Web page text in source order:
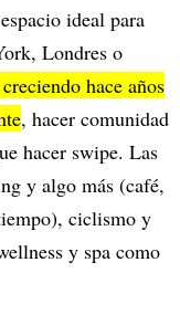
ideal para
Londres o
hace años
, hacer comunidad
hacer swipe. Las
y algo más (café,
ciclismo y
y spa como